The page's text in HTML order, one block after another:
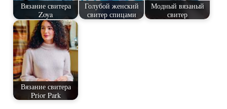
Вязание свитера
Zoya
Голубой женский
свитер спицами
Модный вязаный
свитер
Вязание свитера
Prior Park